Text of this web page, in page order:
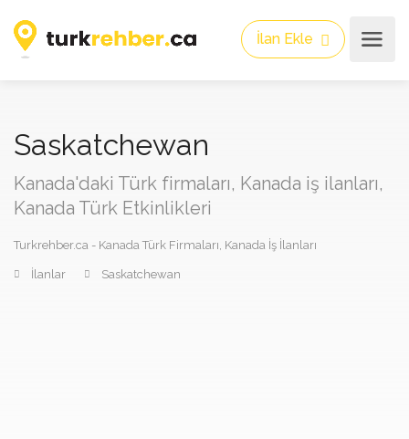
İlan Ekle
Saskatchewan
Kanada'daki Türk firmaları, Kanada iş ilanları,
Kanada Türk Etkinlikleri
Turkrehber.ca - Kanada Türk Firmaları, Kanada İş İlanları
İlanlar Saskatchewan